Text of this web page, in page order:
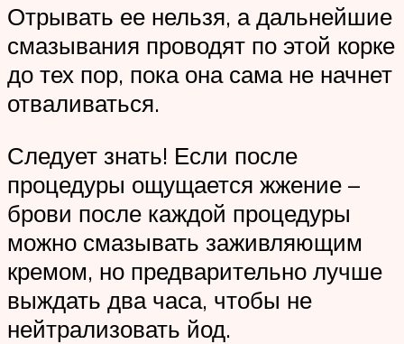
Отрывать ее нельзя, а дальнейшие
смазывания проводят по этой корке
до тех пор, пока она сама не начнет
отваливаться.
Следует знать! Если после
процедуры ощущается жжение –
брови после каждой процедуры
можно смазывать заживляющим
кремом, но предварительно лучше
выждать два часа, чтобы не
нейтрализовать йод.